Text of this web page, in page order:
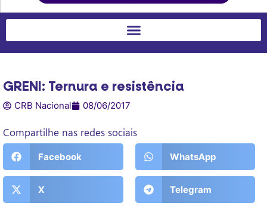
GRENI: Ternura e resistência
CRB Nacional 08/06/2017
Compartilhe nas redes sociais
Facebook WhatsApp
X Telegram